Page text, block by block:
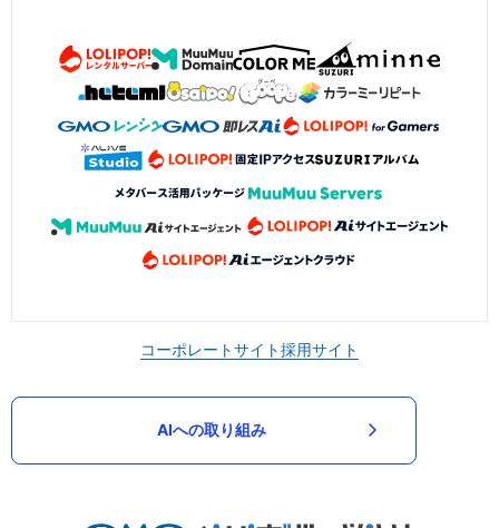
コーポレートサイト採用サイト
AIへの取り組み